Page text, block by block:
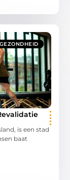
GEZONDHEID
is een stad
baat